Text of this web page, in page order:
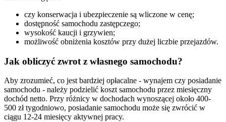
czy konserwacja i ubezpieczenie są wliczone w cenę;
dostępność samochodu zastępczego;
wysokość kaucji i grzywien;
możliwość obniżenia kosztów przy dużej liczbie przejazdów.
Jak obliczyć zwrot z własnego samochodu?
Aby zrozumieć, co jest bardziej opłacalne - wynajem czy posiadanie
samochodu - należy podzielić koszt samochodu przez miesięczny
dochód netto. Przy różnicy w dochodach wynoszącej około 400-
500 zł tygodniowo, posiadanie samochodu może się zwrócić w
ciągu 12-24 miesięcy aktywnej pracy.